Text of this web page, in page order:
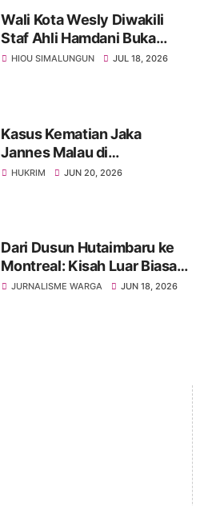
Wali Kota Wesly Diwakili
Staf Ahli Hamdani Buka
Seminar Kepemimpinan dan
HIOU SIMALUNGUN JUL 18, 2026
Kasus Kematian Jaka
Jannes Malau di
Pematangsiantar Jadi
HUKRIM JUN 20, 2026
Dari Dusun Hutaimbaru ke
Montreal: Kisah Luar Biasa
Seorang Ibu Batak
JURNALISME WARGA JUN 18, 2026